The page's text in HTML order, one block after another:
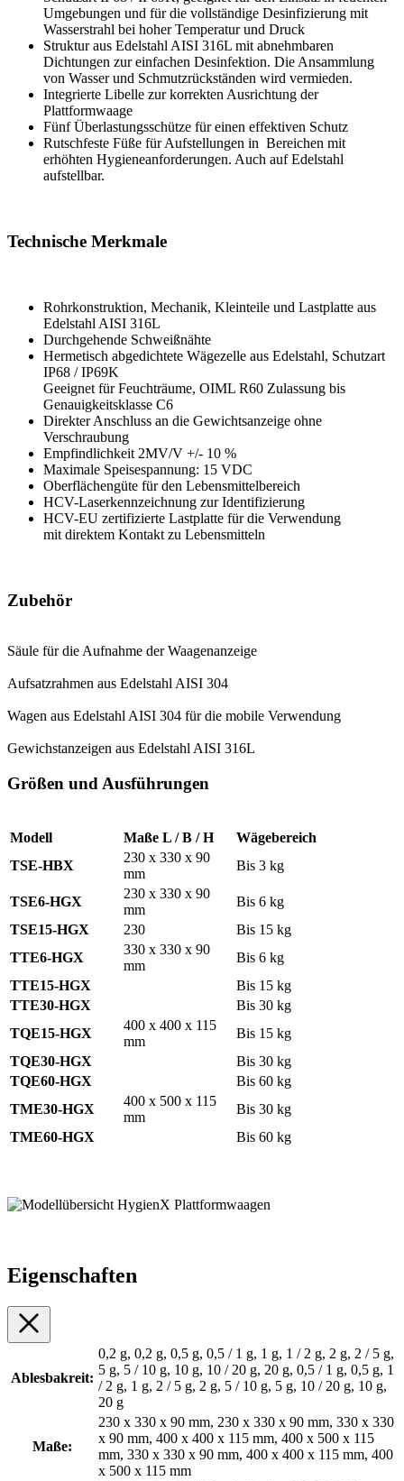
Umgebungen und für die vollständige Desinfizierung mit
Wasserstrahl bei hoher Temperatur und Druck
Struktur aus Edelstahl AISI 316L mit abnehmbaren
Dichtungen zur einfachen Desinfektion. Die Ansammlung
von Wasser und Schmutzrückständen wird vermieden.
Integrierte Libelle zur korrekten Ausrichtung der
Plattformwaage
Fünf Überlastungsschütze für einen effektiven Schutz
Rutschfeste Füße für Aufstellungen in Bereichen mit
erhöhten Hygieneanforderungen. Auch auf Edelstahl
aufstellbar.
Technische Merkmale
Rohrkonstruktion, Mechanik, Kleinteile und Lastplatte aus
Edelstahl AISI 316L
Durchgehende Schweißnähte
Hermetisch abgedichtete Wägezelle aus Edelstahl, Schutzart
IP68 / IP69K
Geeignet für Feuchträume, OIML R60 Zulassung bis
Genauigkeitsklasse C6
Direkter Anschluss an die Gewichtsanzeige ohne
Verschraubung
Empfindlichkeit 2MV/V +/- 10 %
Maximale Speisespannung: 15 VDC
Oberflächengüte für den Lebensmittelbereich
HCV-Laserkennzeichnung zur Identifizierung
HCV-EU zertifizierte Lastplatte für die Verwendung
mit direktem Kontakt zu Lebensmitteln
Zubehör
Säule für die Aufnahme der Waagenanzeige
Aufsatzrahmen aus Edelstahl AISI 304
Wagen aus Edelstahl AISI 304 für die mobile Verwendung
Gewichstanzeigen aus Edelstahl AISI 316L
Größen und Ausführungen
Modell Maße L / B / H
Wägebereich
TSE-HBX
230 x 330 x 90
mm
Bis 3 kg
TSE6-HGX
230 x 330 x 90
mm
Bis 6 kg
TSE15-HGX
230
Bis 15 kg
TTE6-HGX
330 x 330 x 90
mm
Bis 6 kg
TTE15-HGX
Bis 15 kg
TTE30-HGX
Bis 30 kg
TQE15-HGX
400 x 400 x 115
mm
Bis 15 kg
TQE30-HGX
Bis 30 kg
TQE60-HGX
Bis 60 kg
TME30-HGX
400 x 500 x 115
mm
Bis 30 kg
TME60-HGX
Bis 60 kg
Eigenschaften
Ablesbakreit:
0,2 g, 0,2 g, 0,5 g, 0,5 / 1 g, 1 g, 1 / 2 g, 2 g, 2 / 5 g,
5 g, 5 / 10 g, 10 g, 10 / 20 g, 20 g, 0,5 / 1 g, 0,5 g, 1
/ 2 g, 1 g, 2 / 5 g, 2 g, 5 / 10 g, 5 g, 10 / 20 g, 10 g,
20 g
Maße:
230 x 330 x 90 mm, 230 x 330 x 90 mm, 330 x 330
x 90 mm, 400 x 400 x 115 mm, 400 x 500 x 115
mm, 330 x 330 x 90 mm, 400 x 400 x 115 mm, 400
x 500 x 115 mm